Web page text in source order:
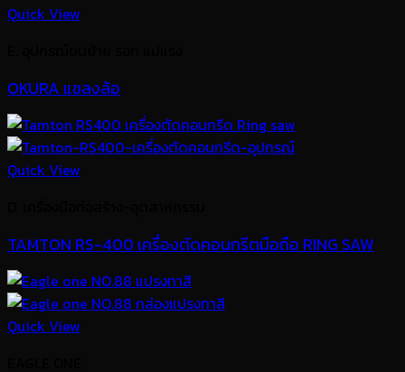
Quick View
OKURA แชลงล้อ
Quick View
TAMTON RS-400 เครื่องตัดคอนกรีตมือถือ RING SAW
Quick View